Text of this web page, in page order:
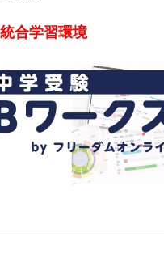
合学習環境